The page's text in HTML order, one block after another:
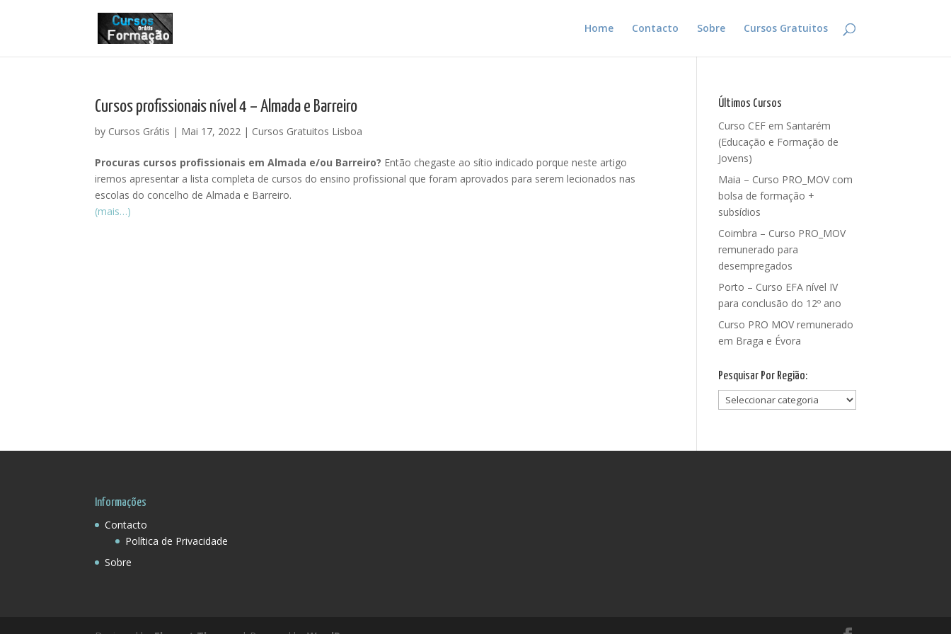
Home Contacto Sobre Cursos Gratuitos
Cursos profissionais nível 4 – Almada e Barreiro
by Cursos Grátis | Mai 17, 2022 | Cursos Gratuitos Lisboa
Procuras cursos profissionais em Almada e/ou Barreiro? Então chegaste ao sítio indicado porque neste artigo
iremos apresentar a lista completa de cursos do ensino profissional que foram aprovados para serem lecionados nas
escolas do concelho de Almada e Barreiro.
(mais…)
Últimos Cursos
Curso CEF em Santarém
(Educação e Formação de
Jovens)
Maia – Curso PRO_MOV com
bolsa de formação +
subsídios
Coimbra – Curso PRO_MOV
remunerado para
desempregados
Porto – Curso EFA nível IV
para conclusão do 12º ano
Curso PRO MOV remunerado
em Braga e Évora
Pesquisar Por Região:
Pesquisar
Por
Informações
Contacto
Política de Privacidade
Sobre